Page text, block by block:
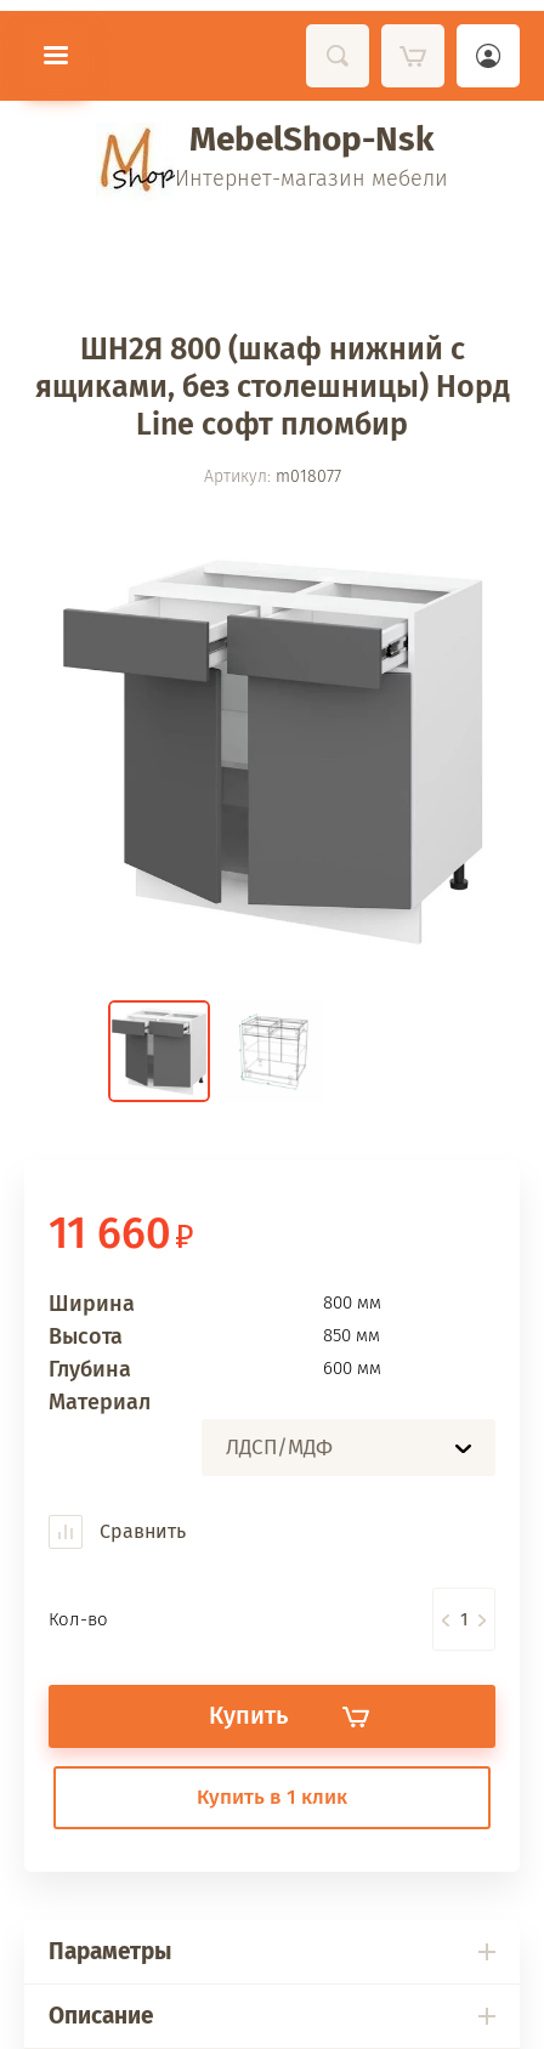
MebelShop-Nsk
Интернет-магазин мебели
ШН2Я 800 (шкаф нижний с
ящиками, без столешницы) Норд
Line софт пломбир
Артикул: m018077
11 660
Ширина 800 мм
Высота 850 мм
Глубина 600 мм
Материал
ЛДСП/МДФ
Сравнить
Кол-во
Купить
Купить в 1 клик
Параметры
Описание